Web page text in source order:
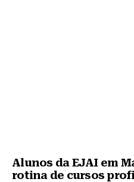
Alunos da EJAI em
rotina de cursos